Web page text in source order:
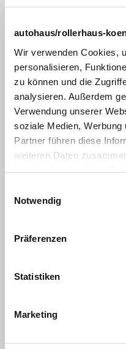
autohaus/rollerhaus-
Wir verwenden Cookies,
personalisieren,
zu können und die
analysieren. Außerdem
Verwendung unserer
soziale Medien, Werbung
Partner führen diese
weiteren Daten
haben oder die sie im
Cookies, wenn Sie
Notwendig
Präferenzen
Statistiken
Marketing
Oberflächen bis zum drehbaren
Bereits die Basisversion
elektrischer Heckklappe,
Vielzahl moderner
Spurhaltewarnung,
Geschwindigkeitsregelung. Der
Technik, sondern auch
Alltagstauglichkeit.
Elektrische Performance